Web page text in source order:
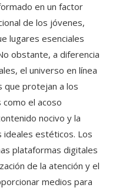
en un factor
de los jóvenes,
lugares esenciales
obstante, a diferencia
el universo en línea
que protejan a los
el acoso
nocivo y la
ideales estéticos. Los
plataformas digitales
de la atención y el
medios para